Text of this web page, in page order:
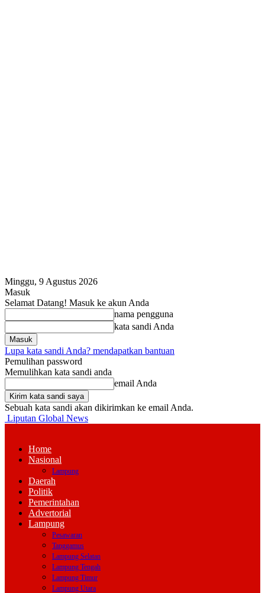
Minggu, 9 Agustus 2026
Masuk
Selamat Datang! Masuk ke akun Anda
nama pengguna
kata sandi Anda
Lupa kata sandi Anda? mendapatkan bantuan
Pemulihan password
Memulihkan kata sandi anda
email Anda
Sebuah kata sandi akan dikirimkan ke email Anda.
Liputan Global News
Home
Nasional
Lampung
Daerah
Politik
Pemerintahan
Advertorial
Lampung
Pesawaran
Tanggamus
Lampung Selatan
Lampung Tengah
Lampung Timur
Lampung Utara